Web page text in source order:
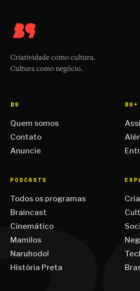
Criatividade como cultura.
Cultura como negócio.
B9
Quem somos
Contato
Anuncie
B9+
PODCASTS
Todos os programas
Braincast
Cinemático
Mamilos
Naruhodo!
História Preta